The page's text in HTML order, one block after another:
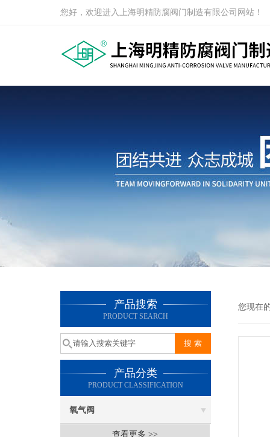
您好，欢迎进入上海明精防腐阀门制造有限公司网站！
产品搜索
PRODUCT SEARCH
产品分类
PRODUCT CLASSIFICATION
氧气阀
查看更多 >>
您现在